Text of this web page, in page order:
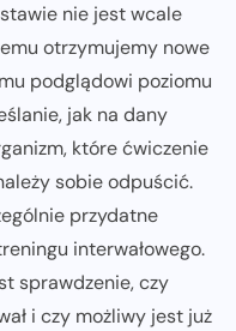
nie jest wcale
otrzymujemy nowe
podglądowi poziomu
jak na dany
które ćwiczenie
sobie odpuścić.
przydatne
interwałowego.
sprawdzenie, czy
i czy możliwy jest już